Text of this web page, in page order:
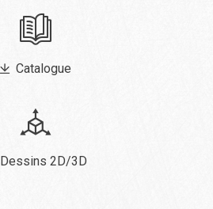
Catalogue
Dessins 2D/3D